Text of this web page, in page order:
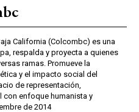
California (Colcombc) es una
respalda y proyecta a quienes
ramas. Promueve la
y el impacto social del
de representación,
enfoque humanista y
de 2014